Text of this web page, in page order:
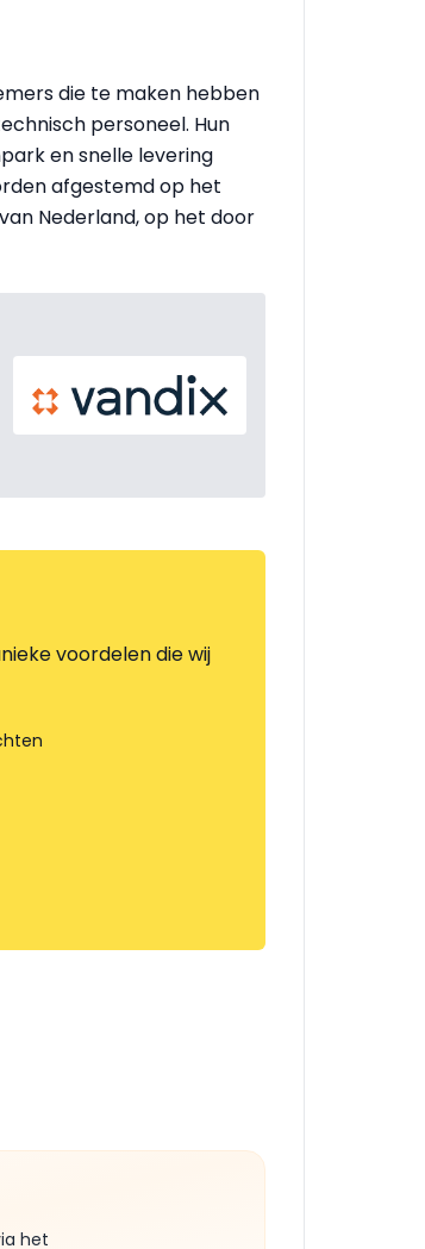
die te maken hebben
personeel. Hun
en snelle levering
afgestemd op het
Nederland, op het door
voordelen die wij
het